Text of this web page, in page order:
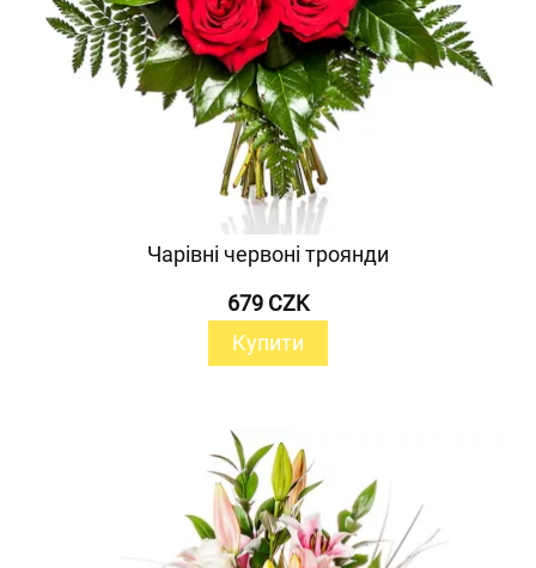
Чарівні червоні троянди
679 CZK
Купити